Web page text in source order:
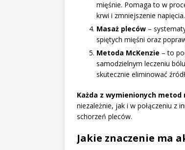
mięśnie. Pomaga to w
krwi i zmniejszenie napięcia.
Masaż pleców –
spiętych mięśni oraz
Metoda McKenzie – to
samodzielnym leczeniu
skutecznie eliminować
Każda z wymienionych
niezależnie, jak i w połączeniu z
schorzeń pleców.
Jakie znaczenie ma